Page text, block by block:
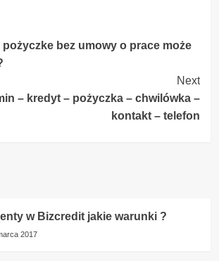
bez umowy o prace może
Next
– kredyt – pożyczka – chwilówka –
kontakt – telefon
w Bizcredit jakie warunki ?
2017